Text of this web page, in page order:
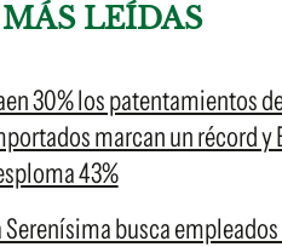
LEÍDAS
30% los patentamientos
marcan un récord y
43%
Serenísima busca